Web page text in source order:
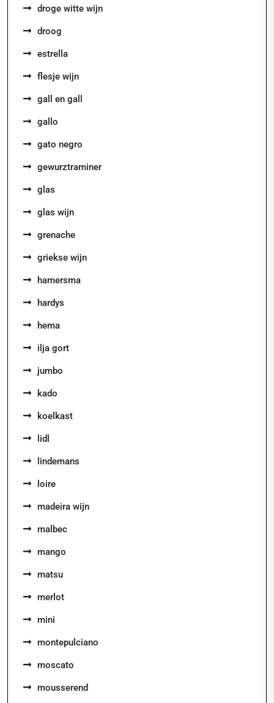
droge witte wijn
droog
estrella
flesje wijn
gall en gall
gallo
gato negro
gewurztraminer
glas
glas wijn
grenache
griekse wijn
hamersma
hardys
hema
ilja gort
jumbo
kado
koelkast
lidl
lindemans
loire
madeira wijn
malbec
mango
matsu
merlot
mini
montepulciano
moscato
mousserend